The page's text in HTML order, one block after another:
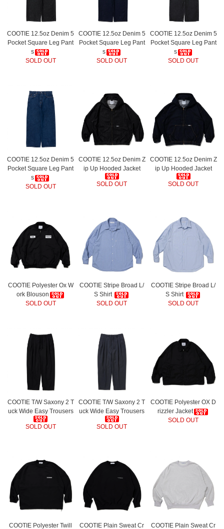
COOTIE 12.5oz Denim 5
Pocket Square Leg Pant
s
SOLD OUT
COOTIE 12.5oz Denim 5
Pocket Square Leg Pant
s
SOLD OUT
COOTIE 12.5oz Denim 5
Pocket Square Leg Pant
s
SOLD OUT
COOTIE 12.5oz Denim 5
Pocket Square Leg Pant
s
SOLD OUT
COOTIE 12.5oz Denim Z
ip Up Hooded Jacket
SOLD OUT
COOTIE 12.5oz Denim Z
ip Up Hooded Jacket
SOLD OUT
COOTIE Polyester Ox W
ork Blouson
SOLD OUT
COOTIE Stripe Broad L/
S Shirt
SOLD OUT
COOTIE Stripe Broad L/
S Shirt
SOLD OUT
COOTIE T/W Saxony 2 T
uck Wide Easy Trousers
SOLD OUT
COOTIE T/W Saxony 2 T
uck Wide Easy Trousers
SOLD OUT
COOTIE Polyester OX D
rizzler Jacket
SOLD OUT
COOTIE Polyester Twill COOTIE Plain Sweat Cr COOTIE Plain Sweat Cr